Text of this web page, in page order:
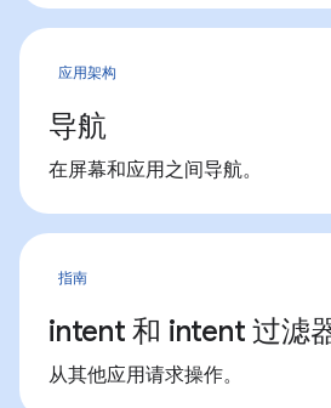
应用架构
导航
在屏幕和应用之间导航。
指南
intent 和 intent 过滤
从其他应用请求操作。